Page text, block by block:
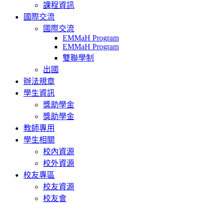
課程資訊
國際交流
國際交流
EMMaH Program
EMMaH Program
雙聯學制
出國
辦法規章
學生資訊
獎助學金
獎助學金
教師專用
學生相關
校內資源
校外資源
校友專區
校友資源
校友會